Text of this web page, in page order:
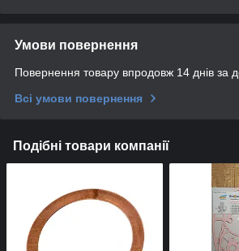
Умови повернення
Повернення товару впродовж 14 днів за
Всі умови повернення
Подібні товари компанії